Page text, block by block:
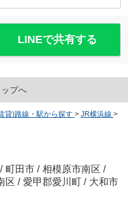
LINEで共有する
プへ
貸)路線・駅から探す > JR横浜線 >
/ 町田市 / 相模原市南区 /
区 / 愛甲郡愛川町 / 大和市